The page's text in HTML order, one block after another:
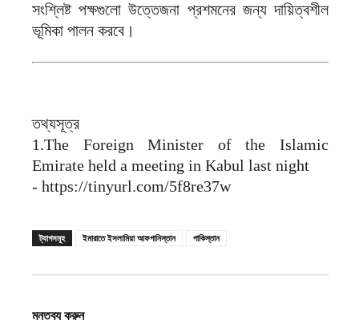
সংশ্লিষ্ট পক্ষগুলো উত্তেজনা প্রশমনের জন্য দায়িত্বশীল
ভূমিকা পালন করবে।
‎তথ্যসূত্র
‎1.The Foreign Minister of the Islamic
Emirate held a meeting in Kabul last night
‎- https://tinyurl.com/5f8re37w
ট্যাগসমূহ ইমারাতে ইসলামিয়া আফগানিস্তান পাকিস্তান
মন্তব্য করুন